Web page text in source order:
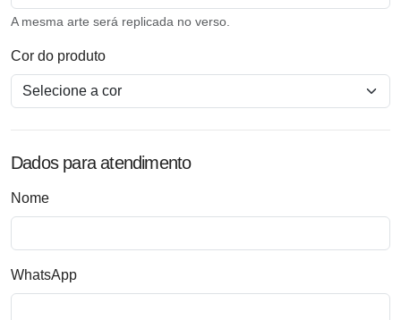
A mesma arte será replicada no verso.
Cor do produto
Dados para atendimento
Nome
WhatsApp